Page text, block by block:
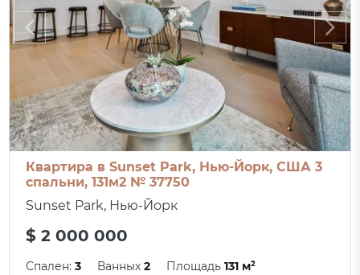
Квартира в Sunset Park, Нью-Йорк, США 3
спальни, 131м2 № 37750
Sunset Park, Нью-Йорк
$ 2 000 000
Спален:3 Ванных2 Площадь131 м²